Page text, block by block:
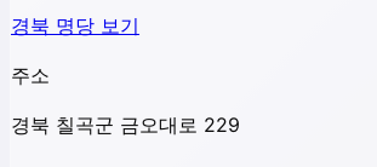
경북 명당 보기
주소
경북 칠곡군 금오대로 229